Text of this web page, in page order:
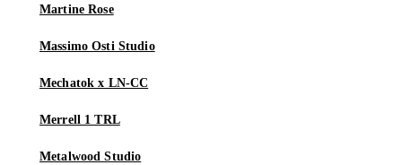
Martine Rose
Massimo Osti Studio
Mechatok x LN-CC
Merrell 1 TRL
Metalwood Studio